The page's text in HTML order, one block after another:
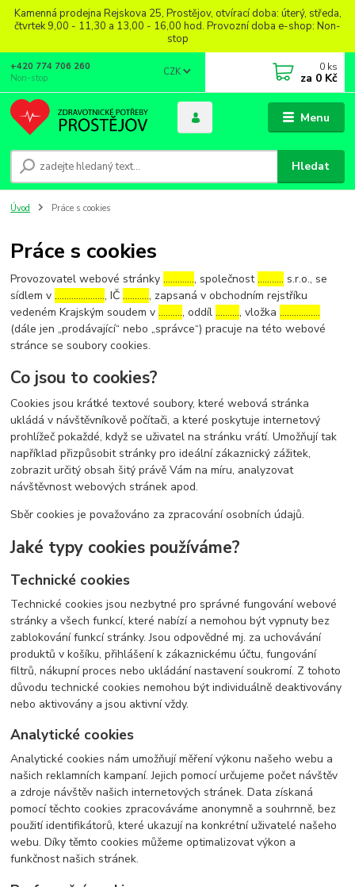
Kamenná prodejna Rejskova 25, Prostějov, otvírací doba: úterý, středa,
čtvrtek 9,00 - 11,30 a 13,00 - 16,00 hod. Provozní doba e-shop: Non-
stop
Menu
CZK
Hledat
+420 774 706 260
Non-stop
0 ks
za 0 Kč
Úvod Práce s cookies
Práce s cookies
Provozovatel webové stránky…………., společnost……….. s.r.o., se
sídlem v…………………, IČ……….., zapsaná v obchodním rejstříku
vedeném Krajským soudem v………., oddíl………., vložka……………..
(dále jen „prodávající“ nebo „správce“) pracuje na této webové
stránce se soubory cookies.
Co jsou to cookies?
Cookies jsou krátké textové soubory, které webová stránka
ukládá v návštěvníkově počítači, a které poskytuje internetový
prohlížeč pokaždé, když se uživatel na stránku vrátí. Umožňují tak
například přizpůsobit stránky pro ideální zákaznický zážitek,
zobrazit určitý obsah šitý právě Vám na míru, analyzovat
návštěvnost webových stránek apod.
Sběr cookies je považováno za zpracování osobních údajů.
Jaké typy cookies používáme?
Technické cookies
Technické cookies jsou nezbytné pro správné fungování webové
stránky a všech funkcí, které nabízí a nemohou být vypnuty bez
zablokování funkcí stránky. Jsou odpovědné mj. za uchovávání
produktů v košíku, přihlášení k zákaznickému účtu, fungování
filtrů, nákupní proces nebo ukládání nastavení soukromí. Z tohoto
důvodu technické cookies nemohou být individuálně deaktivovány
nebo aktivovány a jsou aktivní vždy.
Analytické cookies
Analytické cookies nám umožňují měření výkonu našeho webu a
našich reklamních kampaní. Jejich pomocí určujeme počet návštěv
a zdroje návštěv našich internetových stránek. Data získaná
pomocí těchto cookies zpracováváme anonymně a souhrnně, bez
použití identifikátorů, které ukazují na konkrétní uživatelé našeho
webu. Díky těmto cookies můžeme optimalizovat výkon a
funkčnost našich stránek.